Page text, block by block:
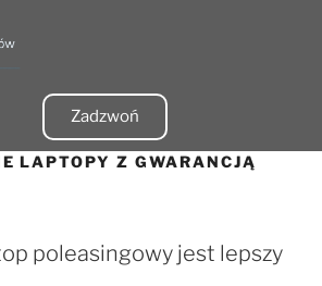
Zadzwoń
LAPTOPY Z GWARANCJĄ
poleasingowy jest lepszy